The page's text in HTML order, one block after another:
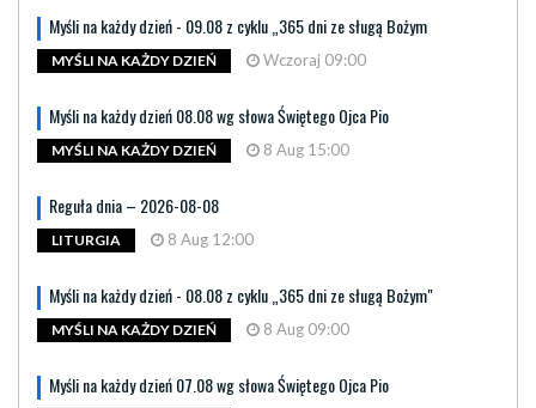
Myśli na każdy dzień - 09.08 z cyklu „365 dni ze sługą Bożym
MYŚLI NA KAŻDY DZIEŃ Wczoraj 09:00
Myśli na każdy dzień 08.08 wg słowa Świętego Ojca Pio
MYŚLI NA KAŻDY DZIEŃ 8 Aug 15:00
Reguła dnia – 2026-08-08
LITURGIA 8 Aug 12:00
Myśli na każdy dzień - 08.08 z cyklu „365 dni ze sługą Bożym"
MYŚLI NA KAŻDY DZIEŃ 8 Aug 09:00
Myśli na każdy dzień 07.08 wg słowa Świętego Ojca Pio